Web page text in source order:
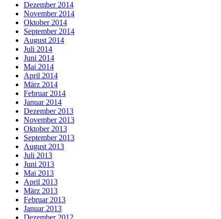
Dezember 2014
November 2014
Oktober 2014
September 2014
August 2014
Juli 2014
Juni 2014
Mai 2014
April 2014
März 2014
Februar 2014
Januar 2014
Dezember 2013
November 2013
Oktober 2013
September 2013
August 2013
Juli 2013
Juni 2013
Mai 2013
April 2013
März 2013
Februar 2013
Januar 2013